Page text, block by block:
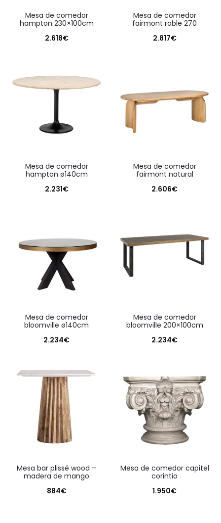
mesa de comedor
hampton 230×100cm
2.618€
mesa de comedor
fairmont roble 270
2.817€
mesa de comedor
hampton ø140cm
2.231€
mesa de comedor
fairmont natural
2.606€
mesa de comedor
bloomville ø140cm
2.234€
mesa de comedor
bloomville 200×100cm
2.234€
mesa bar plissé wood –
madera de mango
884€
mesa de comedor capitel
corintio
1.950€